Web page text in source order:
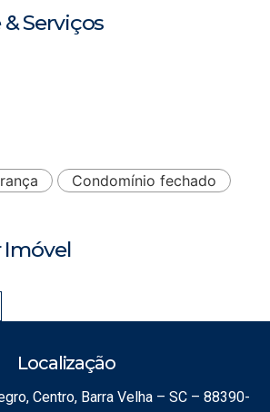
Serviços
Condomínio fechado
Localização
Centro, Barra Velha – SC – 88390-